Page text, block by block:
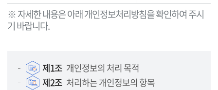
※ 자세한 내용은 아래 개인정보처리방침을 확인하여 주시
기 바랍니다.
제1조 개인정보의 처리 목적
제2조 처리하는 개인정보의 항목